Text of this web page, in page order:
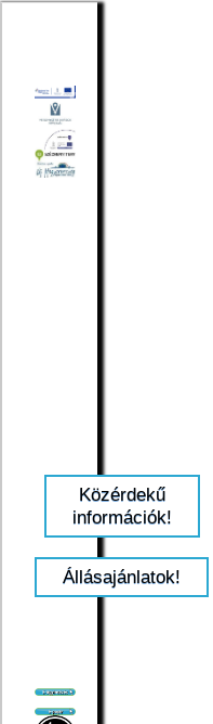
Közérdekű
információk!
Állásajánlatok!